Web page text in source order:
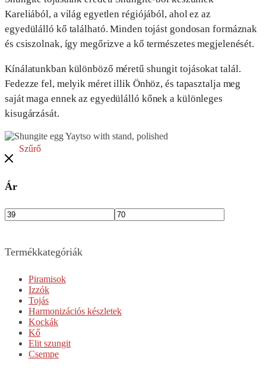
Kareliából, a világ egyetlen régiójából, ahol ez az
egyedülálló kő található. Minden tojást gondosan formáznak
és csiszolnak, így megőrizve a kő természetes megjelenését.
Kínálatunkban különböző méretű shungit tojásokat talál.
Fedezze fel, melyik méret illik Önhöz, és tapasztalja meg
saját maga ennek az egyedülálló kőnek a különleges
kisugárzását.
Szűrő
Ár
Termékkategóriák
Piramisok
Izzók
Tojás
Harmonizációs készletek
Kockák
Kő
Elit szungit
Csempe